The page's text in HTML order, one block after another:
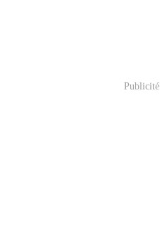
Publicité